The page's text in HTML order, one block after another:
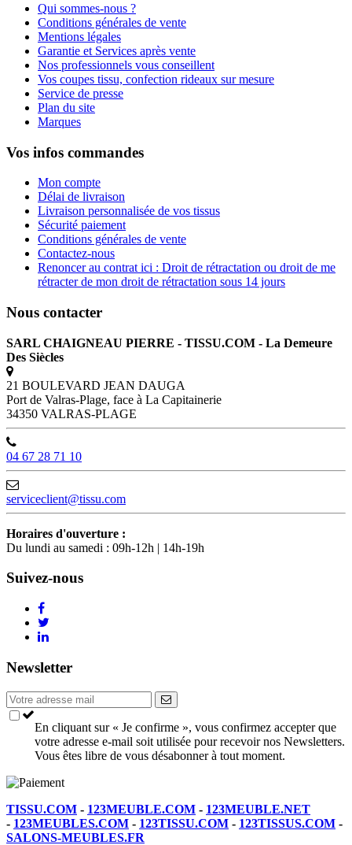
Qui sommes-nous ?
Conditions générales de vente
Mentions légales
Garantie et Services après vente
Nos professionnels vous conseillent
Vos coupes tissu, confection rideaux sur mesure
Service de presse
Plan du site
Marques
Vos infos commandes
Mon compte
Délai de livraison
Livraison personnalisée de vos tissus
Sécurité paiement
Conditions générales de vente
Contactez-nous
Renoncer au contrat ici : Droit de rétractation ou droit de me
rétracter de mon droit de rétractation sous 14 jours
Nous contacter
SARL CHAIGNEAU PIERRE - TISSU.COM - La Demeure
Des Siècles
21 BOULEVARD JEAN DAUGA
Port de Valras-Plage, face à La Capitainerie
34350 VALRAS-PLAGE
04 67 28 71 10
serviceclient@tissu.com
Horaires d'ouverture :
Du lundi au samedi : 09h-12h | 14h-19h
Suivez-nous
Newsletter
En cliquant sur « Je confirme », vous confirmez accepter que
votre adresse e-mail soit utilisée pour recevoir nos Newsletters.
Vous êtes libre de vous désabonner à tout moment.
TISSU.COM - 123MEUBLE.COM - 123MEUBLE.NET
- 123MEUBLES.COM - 123TISSU.COM - 123TISSUS.COM -
SALONS-MEUBLES.FR